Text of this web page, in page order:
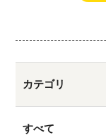
カテゴリ
すべて